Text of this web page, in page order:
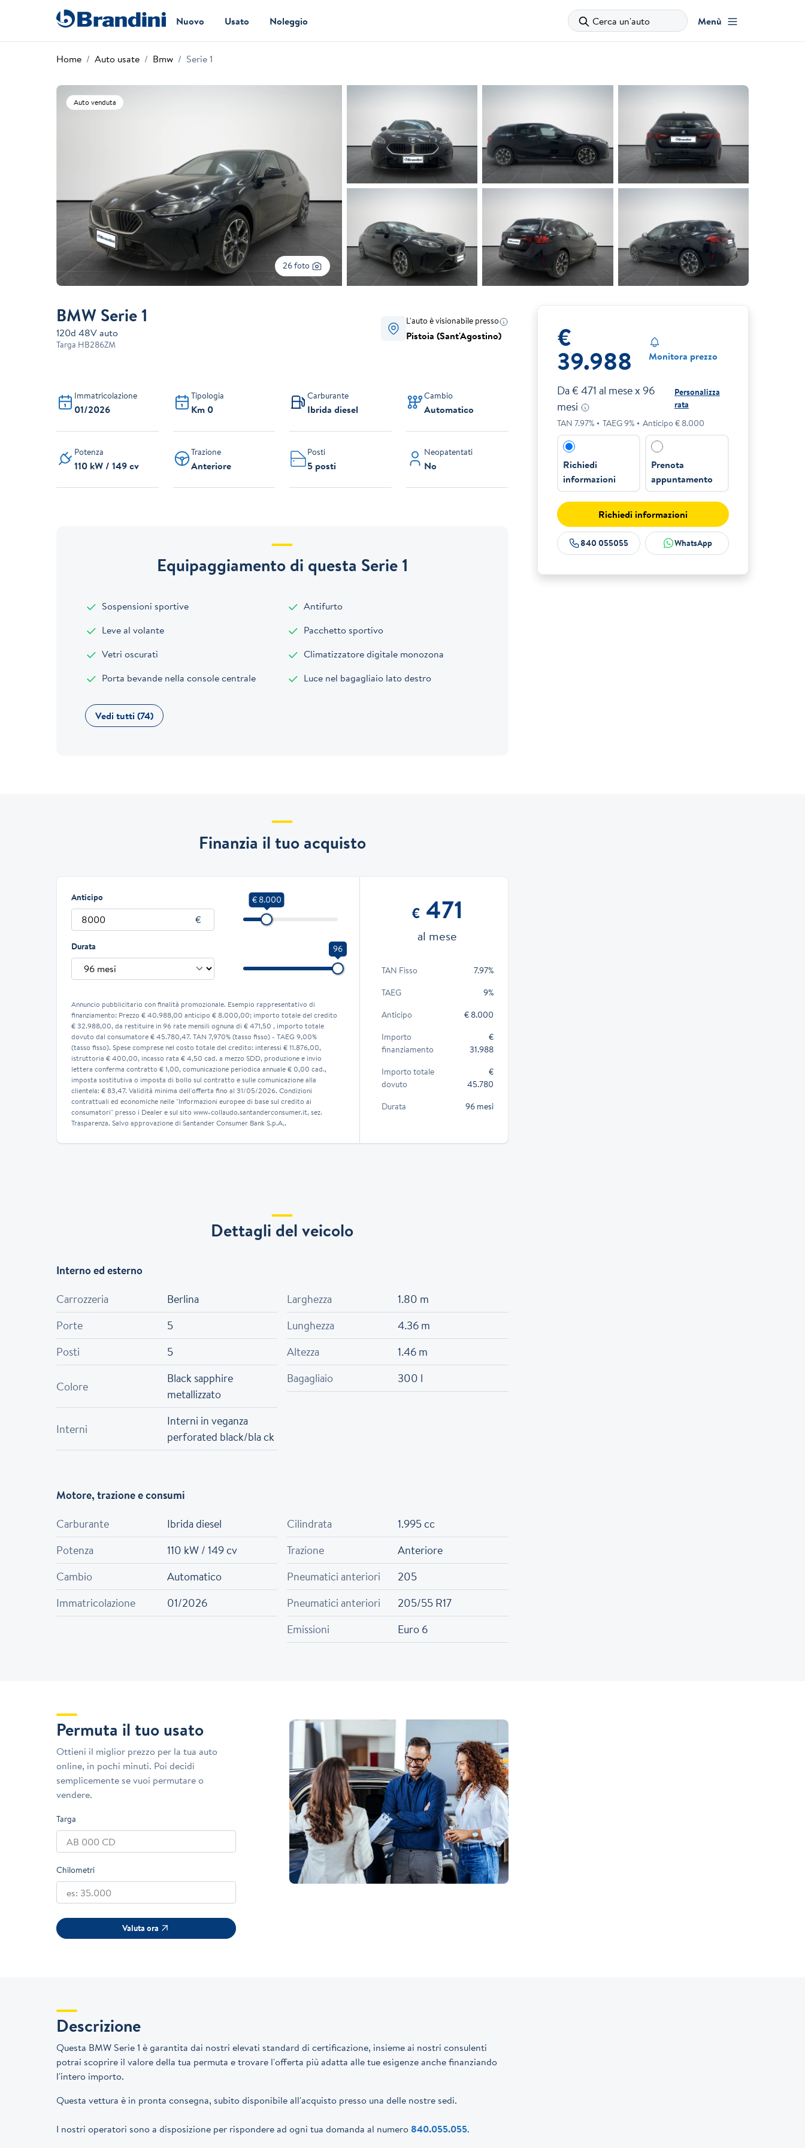
Nuovo Usato Noleggio Cerca un'auto Menù
Home Auto usate Bmw Serie 1
Auto venduta
26 foto
€
39.988 Monitora prezzo
Da € 471 al mese x 96
mesi
Personalizza
rata
TAN 7.97% TAEG9% Anticipo € 8.000
Richiedi
informazioni
Prenota
appuntamento
Richiedi informazioni
840 055055 WhatsApp
BMW Serie 1
120d 48V auto
Targa HB286ZM
L'auto è visionabile presso
Pistoia (Sant'Agostino)
Immatricolazione
01/2026
Tipologia
Km 0
Carburante
Ibrida diesel
Cambio
Automatico
Potenza
110 kW / 149 cv
Trazione
Anteriore
Posti
5 posti
Neopatentati
No
Equipaggiamento di questa Serie 1
Sospensioni sportive
Antifurto
Leve al volante
Pacchetto sportivo
Vetri oscurati
Climatizzatore digitale monozona
Porta bevande nella console centrale
Luce nel bagagliaio lato destro
Vedi tutti (74)
Finanzia il tuo acquisto
Anticipo € 8.000
Durata 96
Annuncio pubblicitario con finalità promozionale. Esempio rappresentativo di
finanziamento: Prezzo € 40.988,00 anticipo € 8.000,00; importo totale del credito
€ 32.988,00, da restituire in 96 rate mensili ognuna di € 471,50 , importo totale
dovuto dal consumatore € 45.780,47. TAN 7,970% (tasso fisso) - TAEG 9,00%
(tasso fisso). Spese comprese nel costo totale del credito: interessi € 11.876,00,
istruttoria € 400,00, incasso rata € 4,50 cad. a mezzo SDD, produzione e invio
lettera conferma contratto € 1,00, comunicazione periodica annuale € 0,00 cad.,
imposta sostitutiva o imposta di bollo sul contratto e sulle comunicazione alla
clientela: € 83,47. Validità minima dell'offerta fino al 31/05/2026. Condizioni
contrattuali ed economiche nelle "Informazioni europee di base sul credito ai
consumatori" presso i Dealer e sul sito www-collaudo.santanderconsumer.it, sez.
Trasparenza. Salvo approvazione di Santander Consumer Bank S.p.A..
€ 471
al mese
TAN Fisso
7.97%
TAEG
9%
Anticipo
€ 8.000
Importo
finanziamento
€
31.988
Importo totale
dovuto
€
45.780
Durata
96 mesi
Dettagli del veicolo
Interno ed esterno
Carrozzeria
Berlina
Porte
5
Posti
5
Colore
Black sapphire
metallizzato
Interni
Interni in veganza
perforated black/bla ck
Larghezza
1.80 m
Lunghezza
4.36 m
Altezza
1.46 m
Bagagliaio
300 l
Motore, trazione e consumi
Carburante
Ibrida diesel
Potenza
110 kW / 149 cv
Cambio
Automatico
Immatricolazione
01/2026
Cilindrata
1.995 cc
Trazione
Anteriore
Pneumatici anteriori
205
Pneumatici anteriori
205/55 R17
Emissioni
Euro 6
Permuta il tuo usato
Ottieni il miglior prezzo per la tua auto
online, in pochi minuti. Poi decidi
semplicemente se vuoi permutare o
vendere.
Targa
Chilometri
Valuta ora
Descrizione
Questa BMW Serie 1 è garantita dai nostri elevati standard di certificazione, insieme ai nostri consulenti
potrai scoprire il valore della tua permuta e trovare l'offerta più adatta alle tue esigenze anche finanziando
l'intero importo.
Questa vettura è in pronta consegna, subito disponibile all'acquisto presso una delle nostre sedi.
I nostri operatori sono a disposizione per rispondere ad ogni tua domanda al numero 840.055.055.